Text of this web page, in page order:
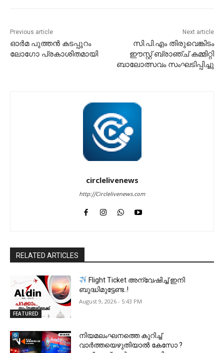
Previous article
ഓർമ പുത്തൻ കടപ്പുറം
ലോഗോ പ്രകാശിതമായി
Next article
സി.പി.എം തിരുവെങ്കിടം
ഈസ്റ്റ് ബ്രാഞ്ച് കമ്മിറ്റി
ബാലോത്സവം സംഘടിപ്പിച്ചു
circlelivenews
http://Circlelivenews.com
RELATED ARTICLES
FEATURED
Flight Ticket അന്വേഷിച്ച് ഇനി
ബുദ്ധിമുട്ടേണ്ട..!
August 9, 2026 - 5:43 PM
നിയമലംഘനത്തെ കുറിച്ച്
വാർത്തയെഴുതിയാൽ കേസോ ?